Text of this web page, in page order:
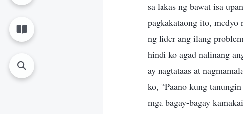
sa lakas ng bawat isa
pagkakataong ito, medyo
ng lider ang ilang
hindi ko agad nalinang
ay nagtataas at
ko, “Paano kung
mga bagay-bagay